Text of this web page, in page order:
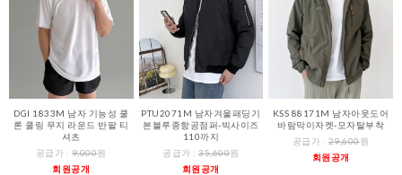
DGI 1833M 남자 기능성 쿨
론 쿨링 무지 라운드 반팔 티
셔츠
공급가 : 9,000원
회원공개
PTU2071M 남자겨울패딩기
본블루종항공점퍼-빅사이즈
110까지
공급가 :35,600원
회원공개
KSS 88171M 남자아웃도어
바람막이자켓-모자탈부착
공급가 : 29,600원
회원공개